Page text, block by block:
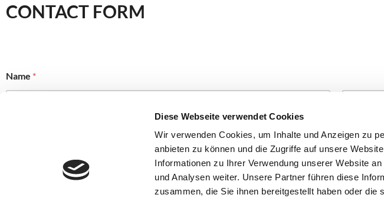
Diese Webseite verwendet Cookies
Wir verwenden Cookies, um Inhalte und Anzeigen zu
anbieten zu können und die Zugriffe auf unsere
Informationen zu Ihrer Verwendung unserer Website
und Analysen weiter. Unsere Partner führen diese
zusammen, die Sie ihnen bereitgestellt haben oder die
CONTACT FORM
Name *